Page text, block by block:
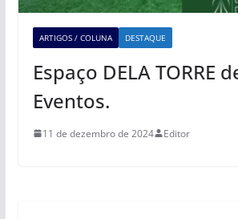
ARTIGOS / COLUNA DESTAQUE
Espaço DELA TORRE
Eventos.
11 de dezembro de 2024 Editor